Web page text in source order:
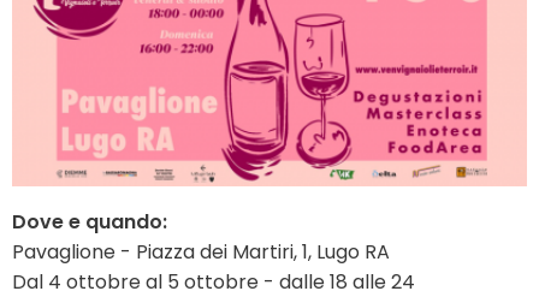
Dove e quando:
Pavaglione - Piazza dei Martiri, 1, Lugo RA
Dal 4 ottobre al 5 ottobre - dalle 18 alle 24